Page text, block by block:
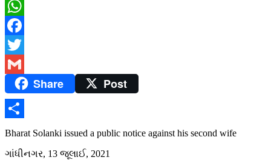
WhatsApp
Facebook
Twitter
Gmail Share Post
Share
Bharat Solanki issued a public notice against his second wife
ગાંધીનગર, 13 જૂલાઈ, 2021